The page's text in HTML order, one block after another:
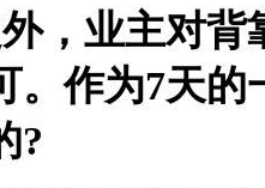
业主对背
。作为7天
?